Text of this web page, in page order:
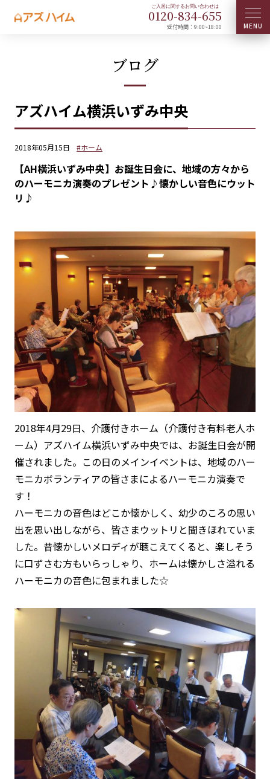
0120-834-655
受付時間：9:00~18:00
ブログ
アズハイム横浜いずみ中央
2018年05月15日 #ホーム
【AH横浜いずみ中央】お誕生日会に、地域の方々から
のハーモニカ演奏のプレゼント♪懐かしい音色にウット
リ♪
2018年4月29日、介護付きホーム（介護付き有料老人ホ
ーム）アズハイム横浜いずみ中央では、お誕生日会が開
催されました。この日のメインイベントは、地域のハー
モニカボランティアの皆さまによるハーモニカ演奏で
す！
ハーモニカの音色はどこか懐かしく、幼少のころの思い
出を思い出しながら、皆さまウットリと聞きほれていま
した。昔懐かしいメロディが聴こえてくると、楽しそう
に口ずさむ方もいらっしゃり、ホームは懐かしさ溢れる
ハーモニカの音色に包まれました☆